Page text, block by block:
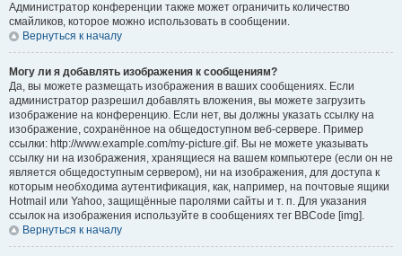
Администратор конференции также может ограничить количество
смайликов, которое можно использовать в сообщении.
Вернуться к началу
Могу ли я добавлять изображения к сообщениям?
Да, вы можете размещать изображения в ваших сообщениях. Если
администратор разрешил добавлять вложения, вы можете загрузить
изображение на конференцию. Если нет, вы должны указать ссылку на
изображение, сохранённое на общедоступном веб-сервере. Пример
ссылки: http://www.example.com/my-picture.gif. Вы не можете указывать
ссылку ни на изображения, хранящиеся на вашем компьютере (если он не
является общедоступным сервером), ни на изображения, для доступа к
которым необходима аутентификация, как, например, на почтовые ящики
Hotmail или Yahoo, защищённые паролями сайты и т. п. Для указания
ссылок на изображения используйте в сообщениях тег BBCode [img].
Вернуться к началу